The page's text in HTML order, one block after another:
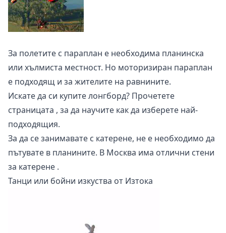
За полетите с параплан е необходима планинска
или хълмиста местност. Но моторизиран параплан
е подходящ и за жителите на равнините.
Искате да си купите лонгборд? Прочетете
страницата , за да научите как да изберете най-
подходящия.
За да се занимавате с катерене, не е необходимо да
пътувате в планините. В Москва има отлични стени
за катерене .
Танци или бойни изкуства от Изтока